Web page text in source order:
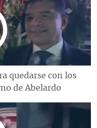
quedarse con los
de Abelardo